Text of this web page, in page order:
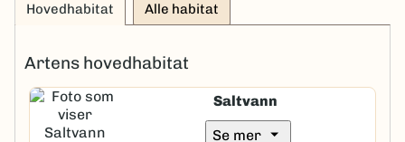
Hovedhabitat Alle habitat
Artens hovedhabitat
Saltvann
Se mer arrow_drop_down